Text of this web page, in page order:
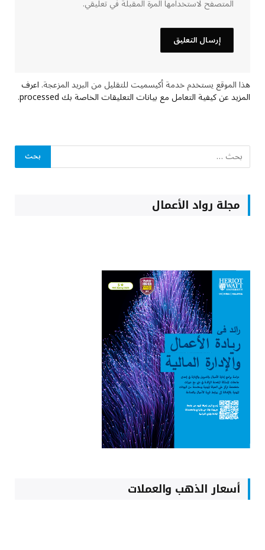
المتصفح لاستخدامها المرة المقبلة في تعليقي.
هذا الموقع يستخدم خدمة أكيسميت للتقليل من البريد المزعجة.اعرف
المزيد عن كيفية التعامل مع بيانات التعليقات الخاصة بك processed .
مجلة رواد الأعمال
أسعار الذهب والعملات